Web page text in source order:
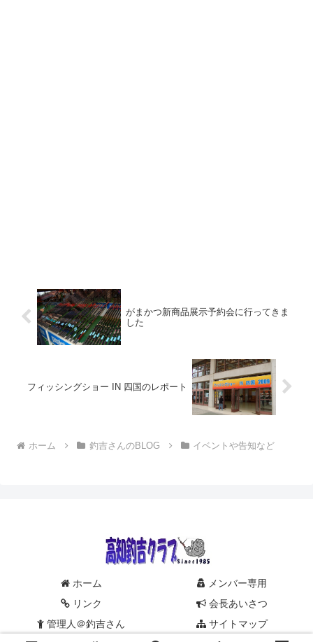
がまかつ新商品展示予約会に行ってきま
した
フィッシングショー IN 四国のレポート
ホーム 釣吉さんのBLOG イベントや告知など
ホーム
メンバー専用
リンク
会長あいさつ
管理人＠釣吉さん
サイトマップ